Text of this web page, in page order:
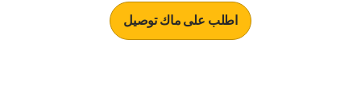
اطلب على ماك توصيل